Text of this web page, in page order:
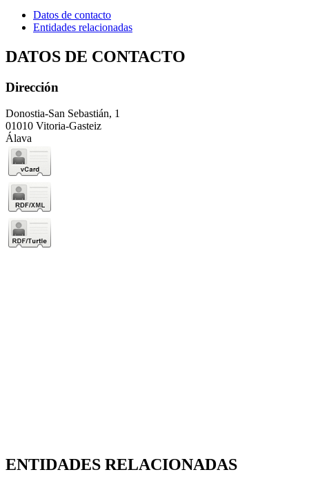
Datos de contacto
Entidades relacionadas
DATOS DE CONTACTO
Dirección
Donostia-San Sebastián, 1
01010 Vitoria-Gasteiz
Álava
ENTIDADES RELACIONADAS